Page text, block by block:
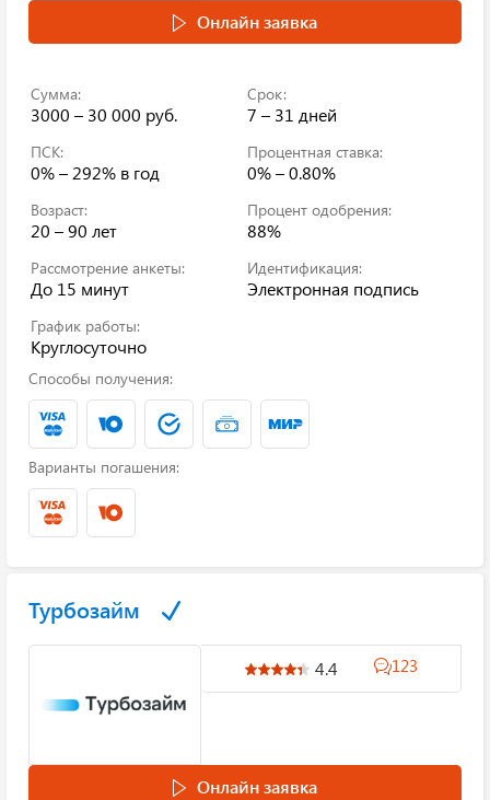
Онлайн заявка
Сумма:
3000 – 30 000 руб.
Срок:
7 – 31 дней
ПСК:
0% – 292% в год
Процентная ставка:
0% – 0.80%
Возраст:
20 – 90 лет
Процент одобрения:
88%
Рассмотрение анкеты:
До 15 минут
Идентификация:
Электронная подпись
График работы:
Круглосуточно
Способы получения:
Варианты погашения:
Турбозайм
4.4 123
Онлайн заявка